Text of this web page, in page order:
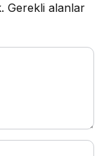
Gerekli alanlar